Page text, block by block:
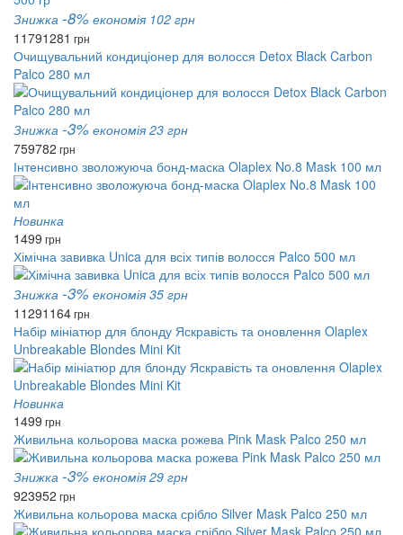
Знижка -8% економія 102 грн
11791281 грн
Очищувальний кондиціонер для волосся Detox Black Carbon
Palco 280 мл
Знижка -3% економія 23 грн
759782 грн
Інтенсивно зволожуюча бонд-маска Olaplex No.8 Mask 100 мл
Новинка
1499 грн
Хімічна завивка Unica для всіх типів волосся Palco 500 мл
Знижка -3% економія 35 грн
11291164грн
Набір мініатюр для блонду Яскравість та оновлення Olaplex
Unbreakable Blondes Mini Kit
Новинка
1499 грн
Живильна кольорова маска рожева Pink Mask Palco 250 мл
Знижка -3% економія 29 грн
923952 грн
Живильна кольорова маска срібло Silver Mask Palco 250 мл